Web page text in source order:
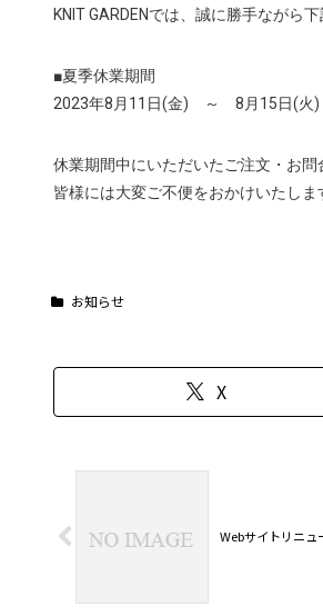
KNIT GARDENでは、誠に勝手ながら
■夏季休業期間
2023年8月11日(金) ～ 8月15日(火)
休業期間中にいただいたご注文・お
皆様には大変ご不便をおかけいたしま
お知らせ
X
Webサイトリニュ